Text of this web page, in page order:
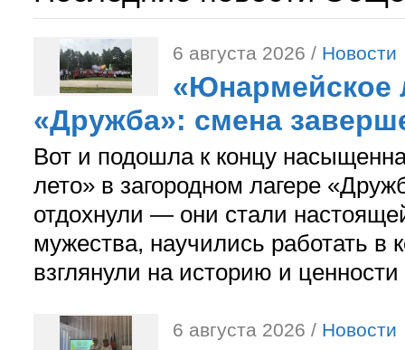
6 августа 2026 / Новости
«Юнармейское
«Дружба»: смена
Вот и подошла к концу
лето» в загородном лагере
отдохнули — они стали
мужества, научились работать в
взглянули на историю и
6 августа 2026 / Новости